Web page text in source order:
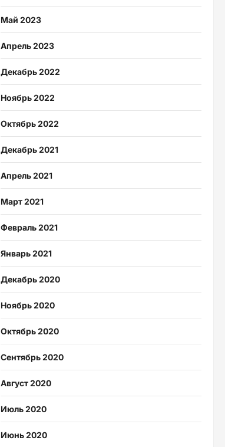
Май 2023
Апрель 2023
Декабрь 2022
Ноябрь 2022
Октябрь 2022
Декабрь 2021
Апрель 2021
Март 2021
Февраль 2021
Январь 2021
Декабрь 2020
Ноябрь 2020
Октябрь 2020
Сентябрь 2020
Август 2020
Июль 2020
Июнь 2020